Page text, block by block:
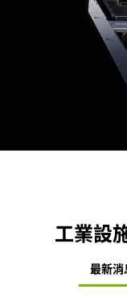
工業設
最新消